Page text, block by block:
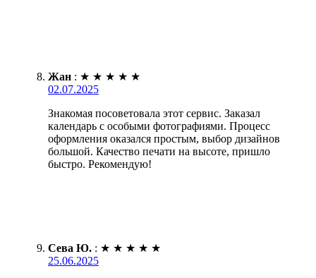
Жан : ★ ★ ★ ★ ★
02.07.2025
Знакомая посоветовала этот сервис. Заказал
календарь с особыми фотографиями. Процесс
оформления оказался простым, выбор дизайнов
большой. Качество печати на высоте, пришло
быстро. Рекомендую!
Сева Ю. : ★ ★ ★ ★ ★
25.06.2025